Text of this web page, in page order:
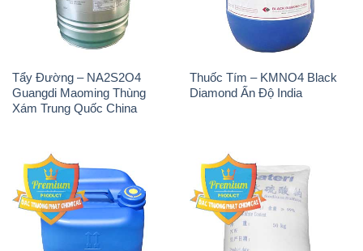
Tẩy Đường – NA2S2O4
Guangdi Maoming Thùng
Xám Trung Quốc China
Thuốc Tím – KMNO4 Black
Diamond Ấn Độ India